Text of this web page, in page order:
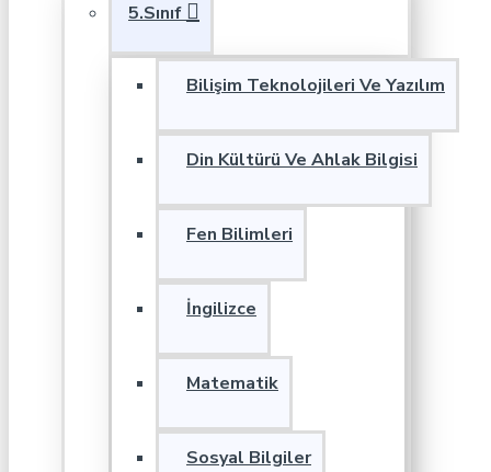
5.Sınıf
Bilişim Teknolojileri Ve Yazılım
Din Kültürü Ve Ahlak Bilgisi
Fen Bilimleri
İngilizce
Matematik
Sosyal Bilgiler